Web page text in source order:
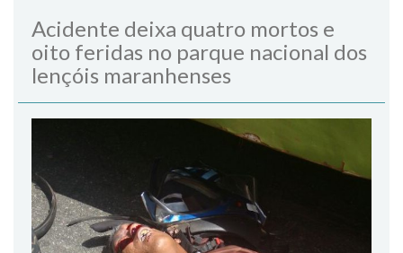
Acidente deixa quatro mortos e
oito feridas no parque nacional dos
lençóis maranhenses